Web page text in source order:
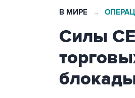
В МИРЕ →
Силы